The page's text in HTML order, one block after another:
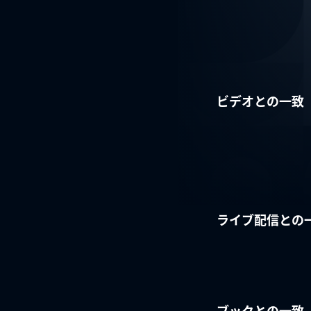
ビデオとの一致
ライブ配信との